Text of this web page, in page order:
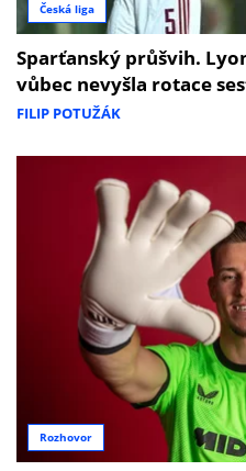
Česká liga
Sparťanský průšvih.
vůbec nevyšla rotace
FILIP POTUŽÁK
Rozhovor